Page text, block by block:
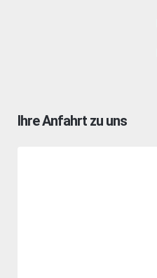
Ihre Anfahrt zu uns